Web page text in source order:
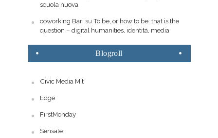
scuola nuova
coworking Bari su To be, or how to be: that is the
question – digital humanities, identità, media
Blogroll
Civic Media Mit
Edge
FirstMonday
Sensate